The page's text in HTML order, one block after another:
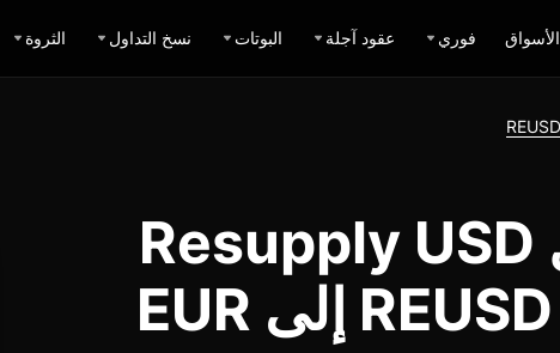
الأسواق فوري عقود آجلة البوتات نسخ التداول الثروة
حاسبة تبديل Resupply USD